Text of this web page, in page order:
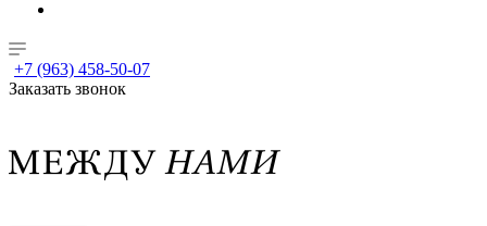
+7 (963) 458-50-07
Заказать звонок